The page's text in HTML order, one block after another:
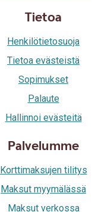
Tietoa
Henkilötietosuoja
Tietoa evästeistä
Sopimukset
Palaute
Hallinnoi evästeitä
Palvelumme
Korttimaksujen tilitys
Maksut myymälässä
Maksut verkossa